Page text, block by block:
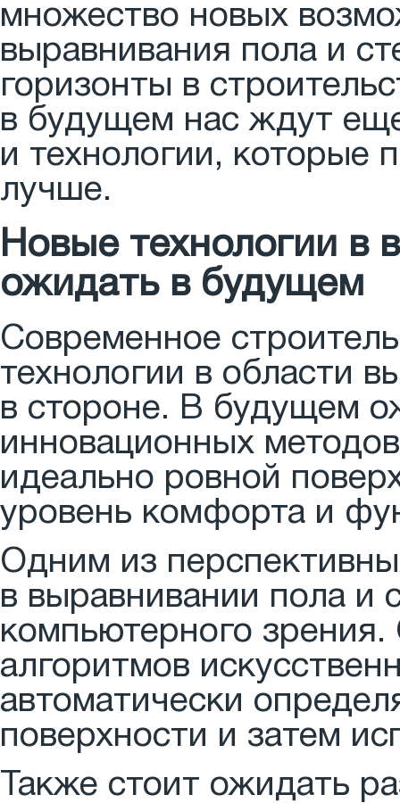
множество новых
выравнивания пола и
горизонты в
в будущем нас ждут
и технологии, которые
лучше.
Новые технологии в
ожидать в будущем
Современное
технологии в области
в стороне. В будущем
инновационных
идеально ровной
уровень комфорта и
Одним из
в выравнивании пола и
компьютерного
алгоритмов
автоматически
поверхности и затем
Также стоит ожидать